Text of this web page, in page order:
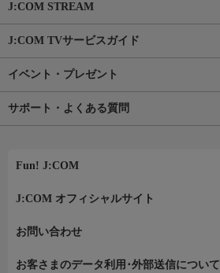
J:COM STREAM
J:COM TVサービスガイド
イベント・プレゼント
サポート・よくある質問
Fun! J:COM
J:COM オフィシャルサイト
お問い合わせ
お客さまのデータ利用･外部送信について